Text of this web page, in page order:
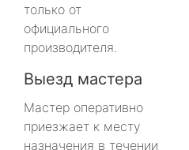
только от
официального
производителя.
Выезд мастера
Мастер оперативно
приезжает к месту
назначения в течении